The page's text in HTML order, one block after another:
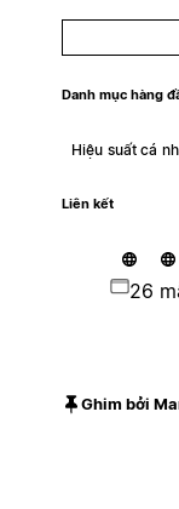
Danh mục hàng
Hiệu suất cá
Liên kết
26
Ghim bởi